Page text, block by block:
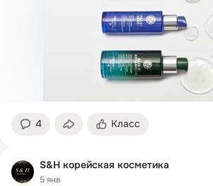
4 Класс
S&H корейская косметика
5 янв